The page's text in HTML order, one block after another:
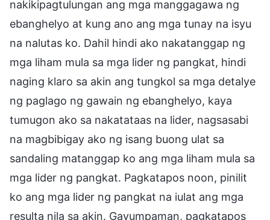
nakikipagtulungan ang mga manggagawa ng
ebanghelyo at kung ano ang mga tunay na isyu
na nalutas ko. Dahil hindi ako nakatanggap ng
mga liham mula sa mga lider ng pangkat, hindi
naging klaro sa akin ang tungkol sa mga detalye
ng paglago ng gawain ng ebanghelyo, kaya
tumugon ako sa nakatataas na lider, nagsasabi
na magbibigay ako ng isang buong ulat sa
sandaling matanggap ko ang mga liham mula sa
mga lider ng pangkat. Pagkatapos noon, pinilit
ko ang mga lider ng pangkat na iulat ang mga
resulta nila sa akin. Gayumpaman, pagkatapos